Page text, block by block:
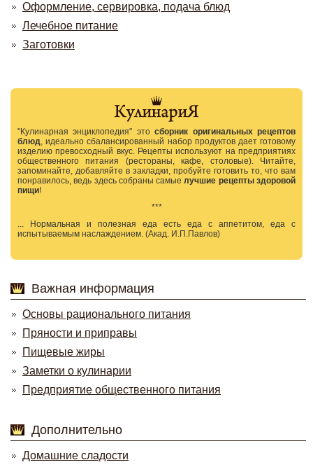
Оформление, сервировка, подача блюд
Лечебное питание
Заготовки
"Кулинарная энциклопедия" этосборник оригинальных рецептов
блюд, идеально сбалансированный набор продуктов дает готовому
изделию превосходный вкус. Рецепты используют на предприятиях
общественного питания (рестораны, кафе, столовые). Читайте,
запоминайте, добавляйте в закладки, пробуйте готовить то, что вам
понравилось, ведь здесь собраны самыелучшие рецепты здоровой
пищи!
***
... Нормальная и полезная еда есть еда с аппетитом, еда с
испытываемым наслаждением. (Акад. И.П.Павлов)
Важная информация
Основы рационального питания
Пряности и приправы
Пищевые жиры
Заметки о кулинарии
Предприятие общественного питания
Дополнительно
Домашние сладости